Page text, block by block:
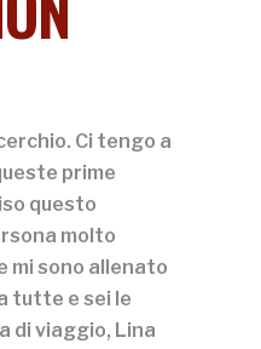
Ci tengo a
prime
questo
molto
mi sono allenato
tutte e sei le
di viaggio, Lina